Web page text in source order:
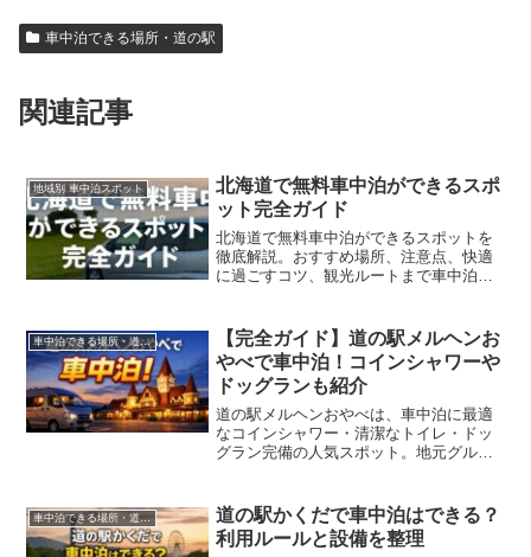
車中泊できる場所・道の駅
関連記事
地域別 車中泊スポット
北海道で無料車中泊ができるスポ
ット完全ガイド
北海道で無料車中泊ができるスポットを
徹底解説。おすすめ場所、注意点、快適
に過ごすコツ、観光ルートまで車中泊旅
車中泊できる場所・道の駅
【完全ガイド】道の駅メルヘンお
やべで車中泊！コインシャワーや
ドッグランも紹介
道の駅メルヘンおやべは、車中泊に最適
なコインシャワー・清潔なトイレ・ドッ
グラン完備の人気スポット。地元グルメ
でも安心できる徹底ガイドです。
車中泊できる場所・道の駅
道の駅かくだで車中泊はできる？
利用ルールと設備を整理